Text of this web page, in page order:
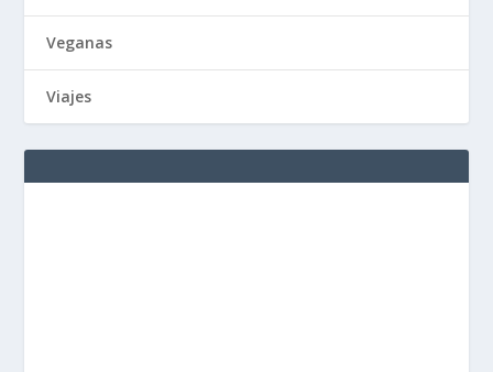
Veganas
Viajes